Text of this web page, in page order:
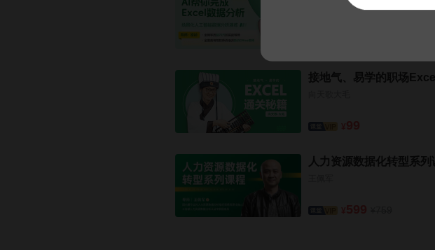
接地气、易学的职场
人力资源数据化转型系列